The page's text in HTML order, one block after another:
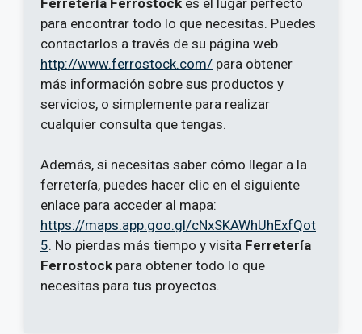
para encontrar todo lo que necesitas. Puedes
contactarlos a través de su página web
http://www.ferrostock.com/ para obtener
más información sobre sus productos y
servicios, o simplemente para realizar
cualquier consulta que tengas.
Además, si necesitas saber cómo llegar a la
ferretería, puedes hacer clic en el siguiente
enlace para acceder al mapa:
https://maps.app.goo.gl/cNxSKAWhUhExfQot
5. No pierdas más tiempo y visita Ferretería
Ferrostock para obtener todo lo que
necesitas para tus proyectos.